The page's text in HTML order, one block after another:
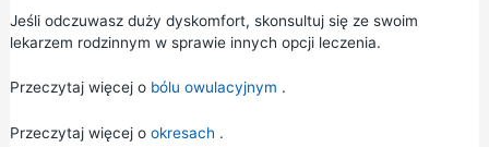
Jeśli odczuwasz duży dyskomfort, skonsultuj się ze swoim
lekarzem rodzinnym w sprawie innych opcji leczenia.
Przeczytaj więcej o bólu owulacyjnym .
Przeczytaj więcej o okresach .